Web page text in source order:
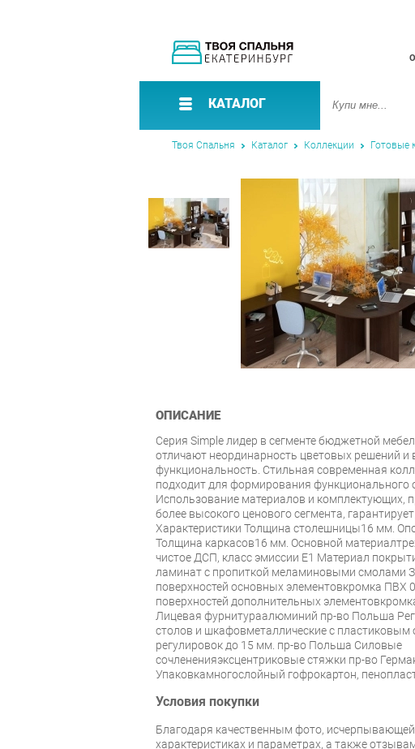
КАТАЛОГ
Твоя Спальня Каталог Коллекции Готовые
ОПИСАНИЕ
Серия Simple лидер в сегменте бюджетной
отличают неординарность цветовых решений и
функциональность. Стильная современная
подходит для формирования функционального
Использование материалов и комплектующих,
более высокого ценового сегмента,
Характеристики Толщина столешницы16 мм.
Толщина каркасов16 мм. Основной
чистое ДСП, класс эмиссии Е1 Материал
ламинат с пропиткой меламиновыми смолами
поверхностей основных элементовкромка ПВХ
поверхностей дополнительных
Лицевая фурнитураалюминий пр-во Польша
столов и шкафовметаллические с пластиковым
регулировок до 15 мм. пр-во Польша Силовые
сочлененияэксцентриковые стяжки пр-во
Упаковкамногослойный гофрокартон,
Условия покупки
Благодаря качественным фото,
характеристиках и параметрах, а также